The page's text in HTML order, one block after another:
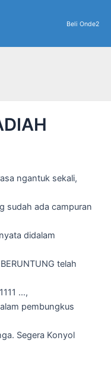
Beli Onde2
ngantuk sekali,
sudah ada campuran
didalam
telah
…,
pembungkus
Segera Konyol